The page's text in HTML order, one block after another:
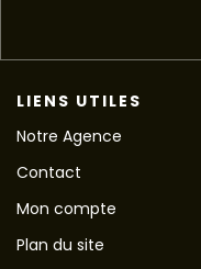
LIENS UTILES
Notre Agence
Contact
Mon compte
Plan du site